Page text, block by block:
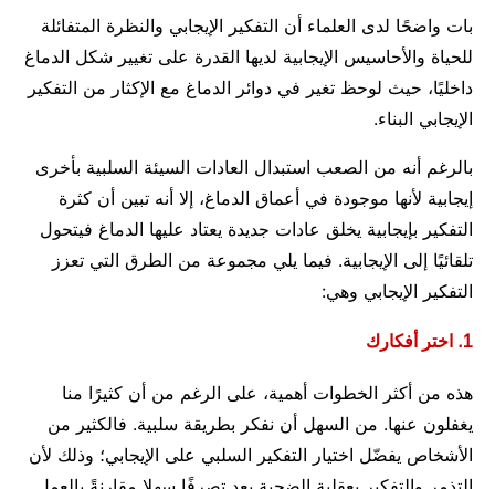
بات واضحًا لدى العلماء أن التفكير الإيجابي والنظرة المتفائلة
للحياة والأحاسيس الإيجابية لديها القدرة على تغيير شكل الدماغ
داخليًا، حيث لوحظ تغير في دوائر الدماغ مع الإكثار من التفكير
الإيجابي البناء.
بالرغم أنه من الصعب استبدال العادات السيئة السلبية بأخرى
إيجابية لأنها موجودة في أعماق الدماغ، إلا أنه تبين أن كثرة
التفكير بإيجابية يخلق عادات جديدة يعتاد عليها الدماغ فيتحول
تلقائيًا إلى الإيجابية. فيما يلي مجموعة من الطرق التي تعزز
التفكير الإيجابي وهي:
1. اختر أفكارك
هذه من أكثر الخطوات أهمية، على الرغم من أن كثيرًا منا
يغفلون عنها. من السهل أن نفكر بطريقة سلبية. فالكثير من
الأشخاص يفضّل اختيار التفكير السلبي على الإيجابي؛ وذلك لأن